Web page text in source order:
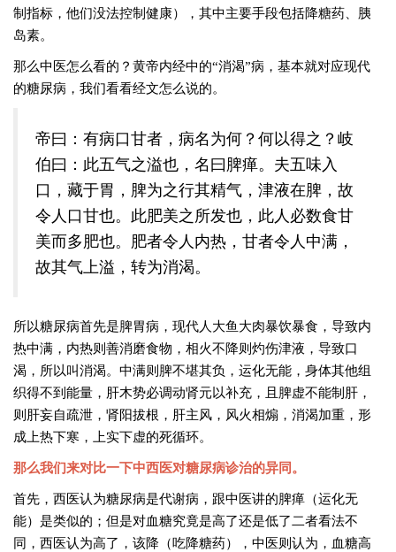
制指标，他们没法控制健康），其中主要手段包括降糖药、胰
岛素。
那么中医怎么看的？黄帝内经中的“消渴”病，基本就对应现代
的糖尿病，我们看看经文怎么说的。
帝曰：有病口甘者，病名为何？何以得之？岐
伯曰：此五气之溢也，名曰脾瘅。夫五味入
口，藏于胃，脾为之行其精气，津液在脾，故
令人口甘也。此肥美之所发也，此人必数食甘
美而多肥也。肥者令人内热，甘者令人中满，
故其气上溢，转为消渴。
所以糖尿病首先是脾胃病，现代人大鱼大肉暴饮暴食，导致内
热中满，内热则善消磨食物，相火不降则灼伤津液，导致口
渴，所以叫消渴。中满则脾不堪其负，运化无能，身体其他组
织得不到能量，肝木势必调动肾元以补充，且脾虚不能制肝，
则肝妄自疏泄，肾阳拔根，肝主风，风火相煽，消渴加重，形
成上热下寒，上实下虚的死循环。
那么我们来对比一下中西医对糖尿病诊治的异同。
首先，西医认为糖尿病是代谢病，跟中医讲的脾瘅（运化无
能）是类似的；但是对血糖究竟是高了还是低了二者看法不
同，西医认为高了，该降（吃降糖药），中医则认为，血糖高